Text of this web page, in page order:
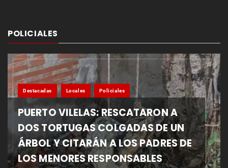
POLICIALES
Destacadas Locales Policiales
PUERTO VILELAS: RESCATARON A
DOS TORTUGAS COLGADAS DE UN
ÁRBOL Y CITARÁN A LOS PADRES DE
LOS MENORES RESPONSABLES